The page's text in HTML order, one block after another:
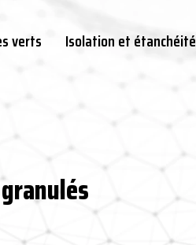
verts Isolation et étanchéité